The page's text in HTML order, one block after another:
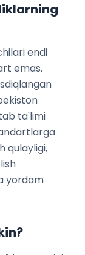
endi
emas.
ta'limi
qulayligi,
yordam